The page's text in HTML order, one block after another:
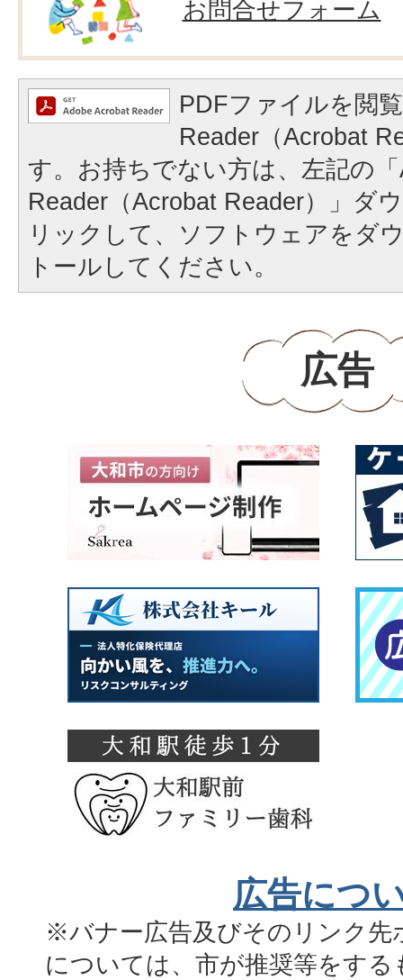
お問合せフォーム
PDFファイルを閲
Reader（Acrobat
す。お持ちでない方は、左記の
Reader（Acrobat Reader）」ダ
リックして、ソフトウェアをダ
トールしてください。
広告
広告につ
※バナー広告及びそのリンク先
については、市が推奨等をす